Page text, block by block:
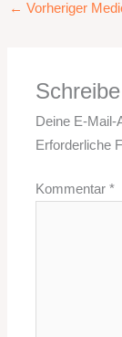
← Vorheriger
Deine E-Mail-
Erforderliche
Kommentar*